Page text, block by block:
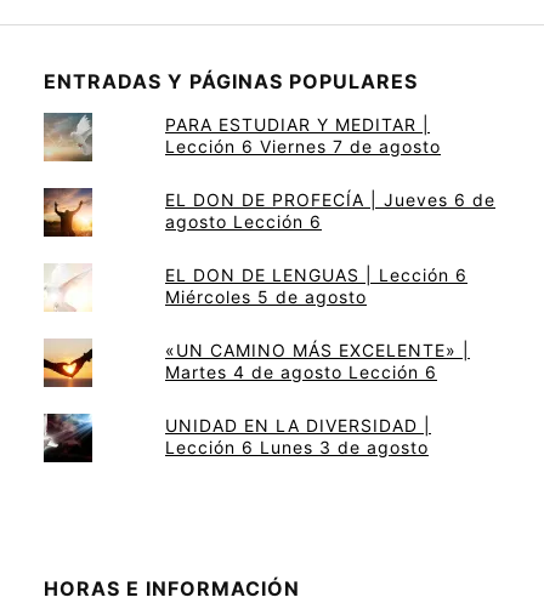
ENTRADAS Y PÁGINAS POPULARES
PARA ESTUDIAR Y MEDITAR |
Lección 6 Viernes 7 de agosto
EL DON DE PROFECÍA | Jueves 6 de
agosto Lección 6
EL DON DE LENGUAS | Lección 6
Miércoles 5 de agosto
«UN CAMINO MÁS EXCELENTE» |
Martes 4 de agosto Lección 6
UNIDAD EN LA DIVERSIDAD |
Lección 6 Lunes 3 de agosto
HORAS E INFORMACIÓN